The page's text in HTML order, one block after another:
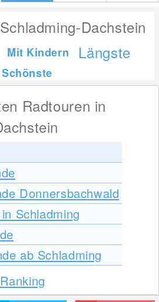
Dachstein
Mit Kindern Längste
Schönste
Radtouren in
Donnersbachwald
Schladming
ab Schladming